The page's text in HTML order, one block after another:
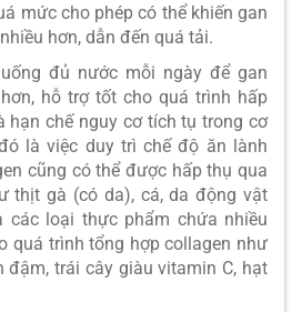
mức cho phép có thể khiến gan
hơn, dẫn đến quá tải.
đủ nước mỗi ngày để gan
hỗ trợ tốt cho quá trình hấp
hạn chế nguy cơ tích tụ trong cơ
là việc duy trì chế độ ăn lành
cũng có thể được hấp thụ qua
thịt gà (có da), cá, da động vật
các loại thực phẩm chứa nhiều
quá trình tổng hợp collagen như
đậm, trái cây giàu vitamin C, hạt